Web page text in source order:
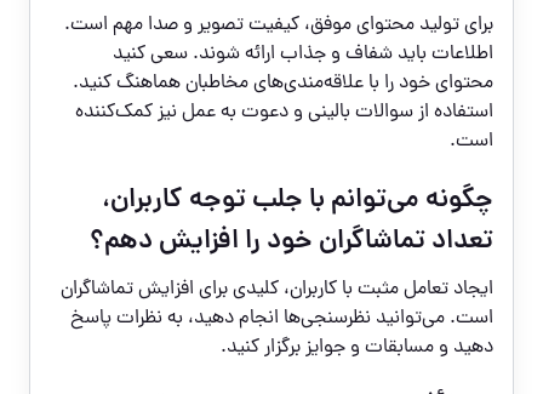
برای تولید محتوای موفق، کیفیت تصویر و صدا مهم است.
اطلاعات باید شفاف و جذاب ارائه شوند. سعی کنید
محتوای خود را با علاقه‌مندی‌های مخاطبان هماهنگ کنید.
استفاده از سوالات بالینی و دعوت به عمل نیز کمک‌کننده
است.
چگونه می‌توانم با جلب توجه کاربران،
تعداد تماشاگران خود را افزایش دهم؟
ایجاد تعامل مثبت با کاربران، کلیدی برای افزایش تماشاگران
است. می‌توانید نظرسنجی‌ها انجام دهید، به نظرات پاسخ
دهید و مسابقات و جوایز برگزار کنید.